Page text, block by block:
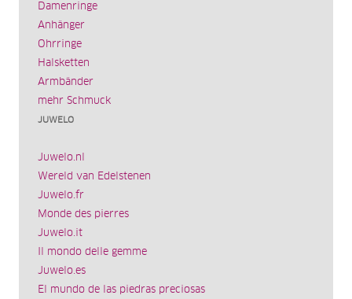
Damenringe
Anhänger
Ohrringe
Halsketten
Armbänder
mehr Schmuck
JUWELO
Juwelo.nl
Wereld van Edelstenen
Juwelo.fr
Monde des pierres
Juwelo.it
Il mondo delle gemme
Juwelo.es
El mundo de las piedras preciosas